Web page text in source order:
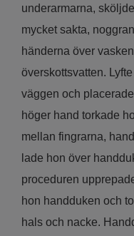
underarmarna,
mycket sakta,
händerna över
överskottsvatten.
väggen och
höger hand torkade
mellan fingrarna,
lade hon över
proceduren
hon handduken och
hals och nacke.